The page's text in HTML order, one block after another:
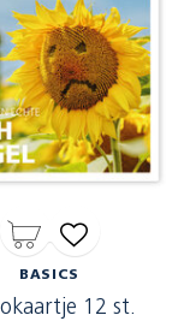
BASICS
12 st.